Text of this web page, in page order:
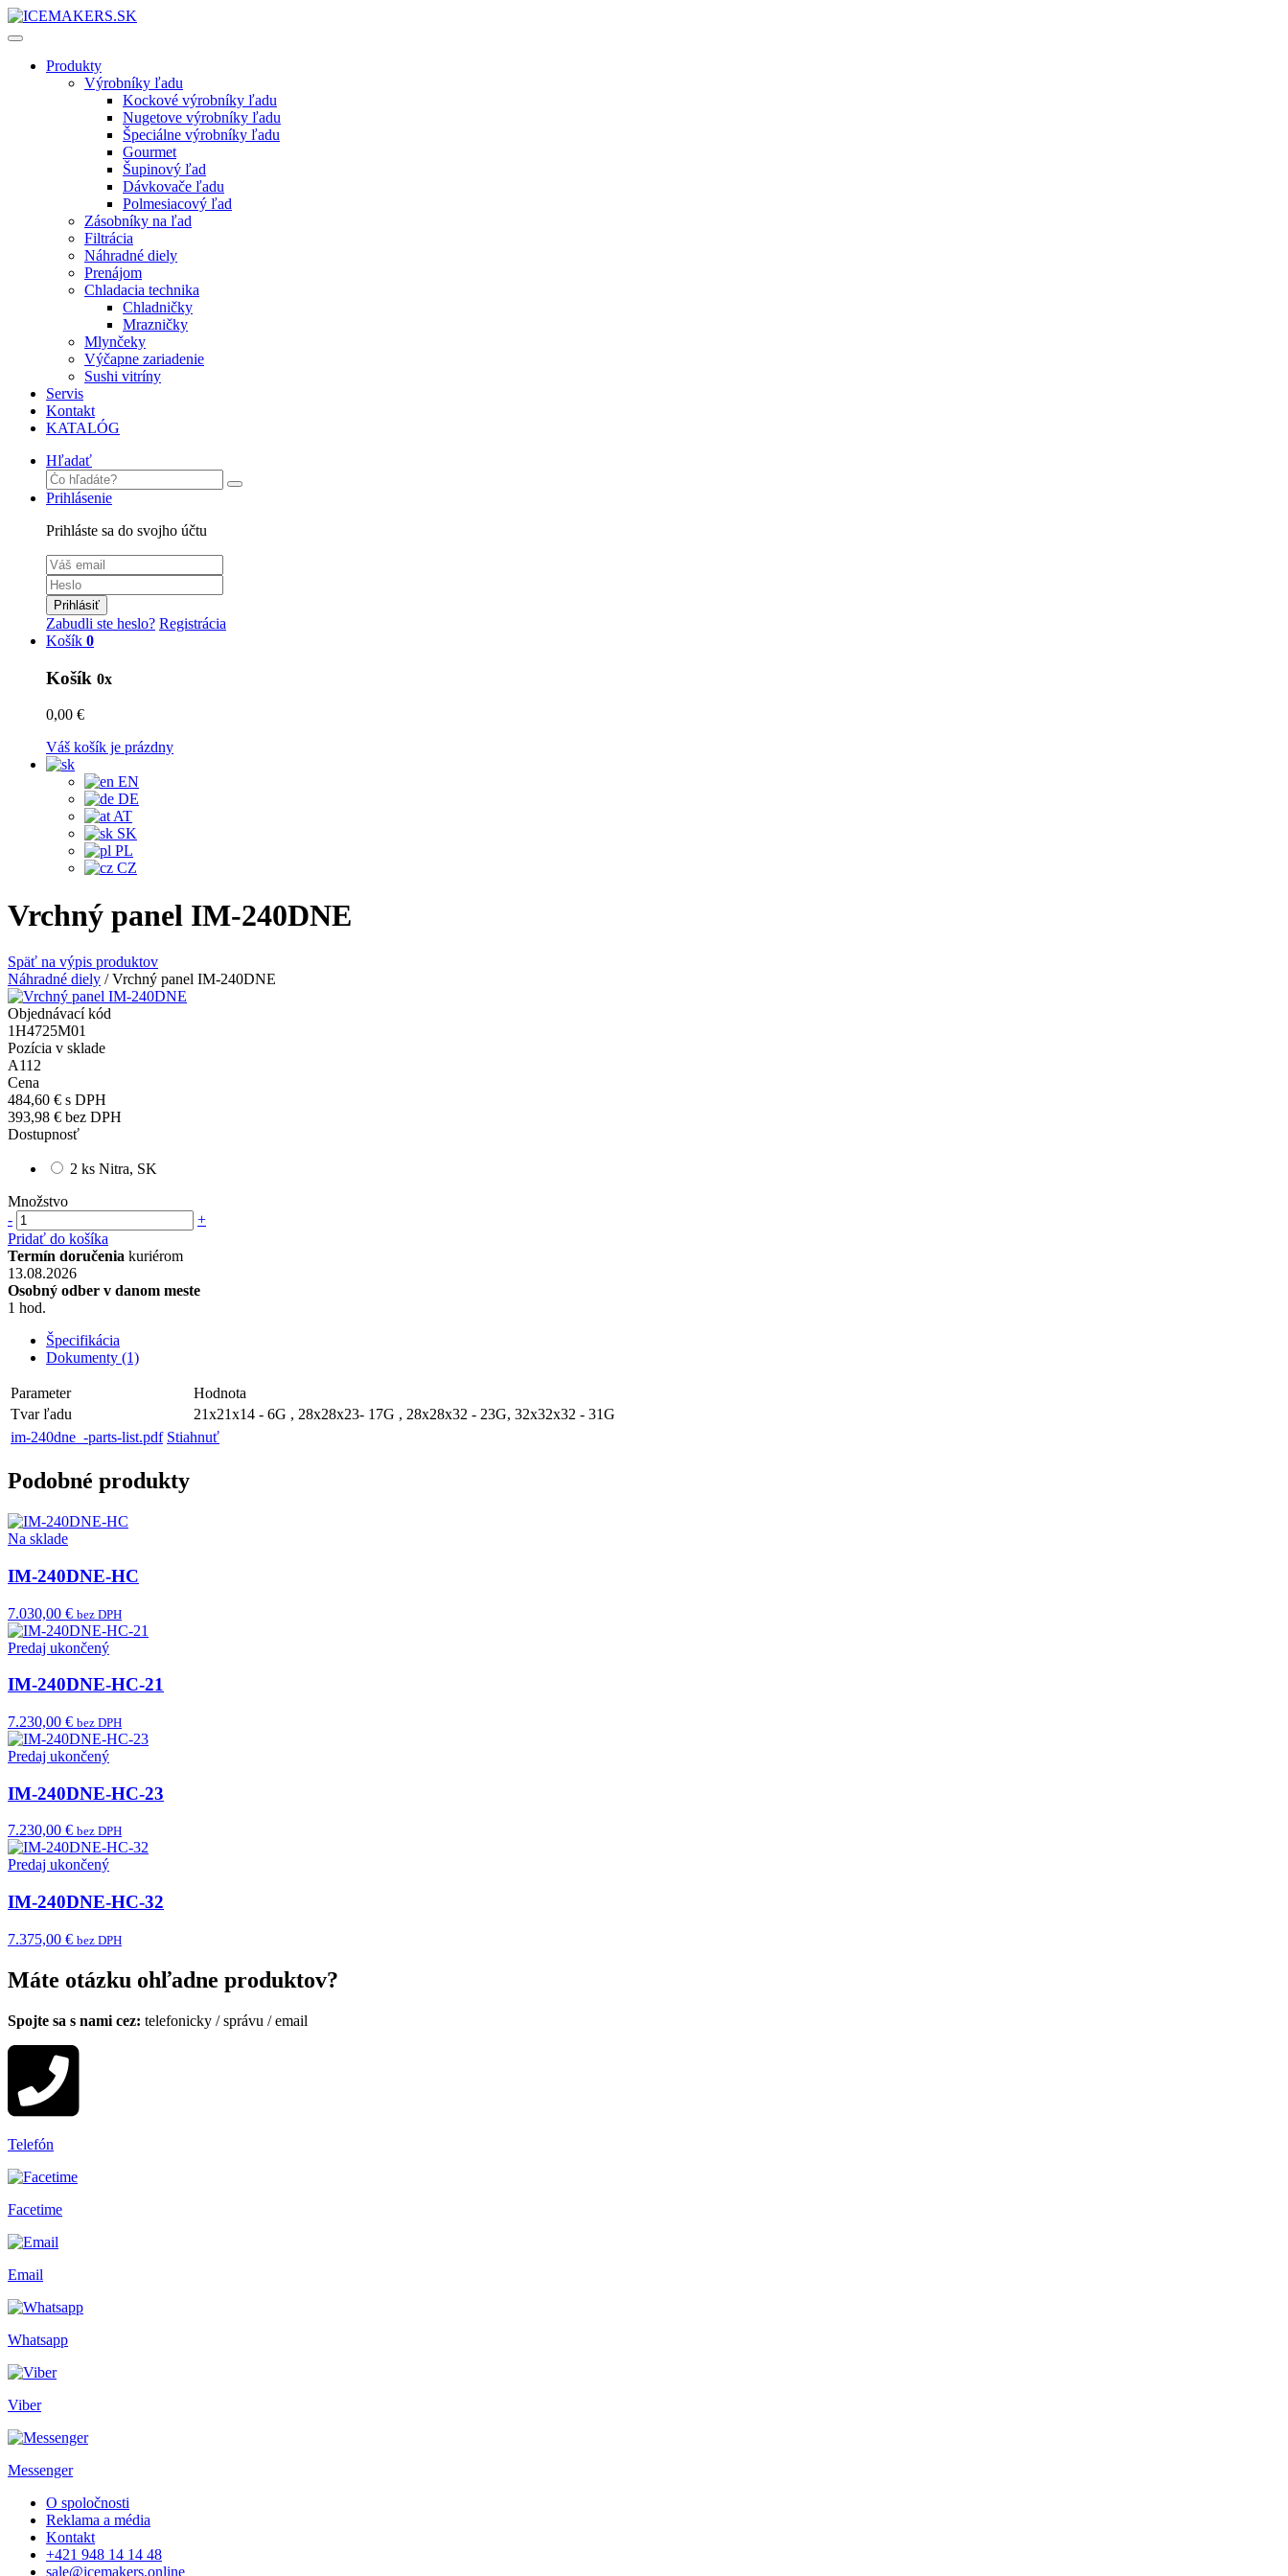
Produkty
Výrobníky ľadu
Kockové výrobníky ľadu
Nugetove výrobníky ľadu
Špeciálne výrobníky ľadu
Gourmet
Šupinový ľad
Dávkovače ľadu
Polmesiacový ľad
Zásobníky na ľad
Filtrácia
Náhradné diely
Prenájom
Chladacia technika
Chladničky
Mrazničky
Mlynčeky
Výčapne zariadenie
Sushi vitríny
Servis
Kontakt
KATALÓG
Hľadať
Prihlásenie
Prihláste sa do svojho účtu
Prihlásiť
Zabudli ste heslo? Registrácia
Košík 0
Košík 0x
0,00 €
Váš košík je prázdny
EN
DE
AT
SK
PL
CZ
Vrchný panel IM-240DNE
Späť na výpis produktov
Náhradné diely /Vrchný panel IM-240DNE
Objednávací kód
1H4725M01
Pozícia v sklade
A112
Cena
484,60 € s DPH
393,98 € bez DPH
Dostupnosť
2 ks Nitra, SK
Množstvo
-
+
Pridať do košíka
Termín doručenia kuriérom
13.08.2026
Osobný odber v danom meste
1 hod.
Špecifikácia
Dokumenty (1)
Parameter
Hodnota
Tvar ľadu
21x21x14 - 6G , 28x28x23- 17G , 28x28x32 - 23G, 32x32x32 - 31G
im-240dne_-parts-list.pdf Stiahnuť
Podobné produkty
Na sklade
IM-240DNE-HC
7.030,00 € bez DPH
Predaj ukončený
IM-240DNE-HC-21
7.230,00 € bez DPH
Predaj ukončený
IM-240DNE-HC-23
7.230,00 € bez DPH
Predaj ukončený
IM-240DNE-HC-32
7.375,00 € bez DPH
Máte otázku ohľadne produktov?
Spojte sa s nami cez: telefonicky /správu /email
Telefón
Facetime
Email
Whatsapp
Viber
Messenger
O spoločnosti
Reklama a média
Kontakt
+421 948 14 14 48
sale@icemakers.online